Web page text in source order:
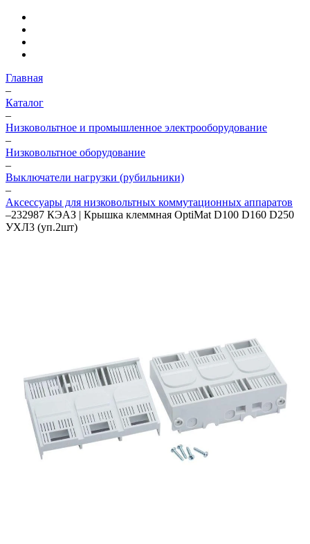
Главная
–
Каталог
–
Низковольтное и промышленное электрооборудование
–
Низковольтное оборудование
–
Выключатели нагрузки (рубильники)
–
Аксессуары для низковольтных коммутационных аппаратов
–232987 КЭАЗ | Крышка клеммная OptiMat D100 D160 D250
УХЛ3 (уп.2шт)